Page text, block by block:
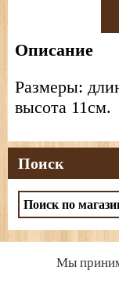
Описание
Размеры:
высота 11см.
Поиск
Мы